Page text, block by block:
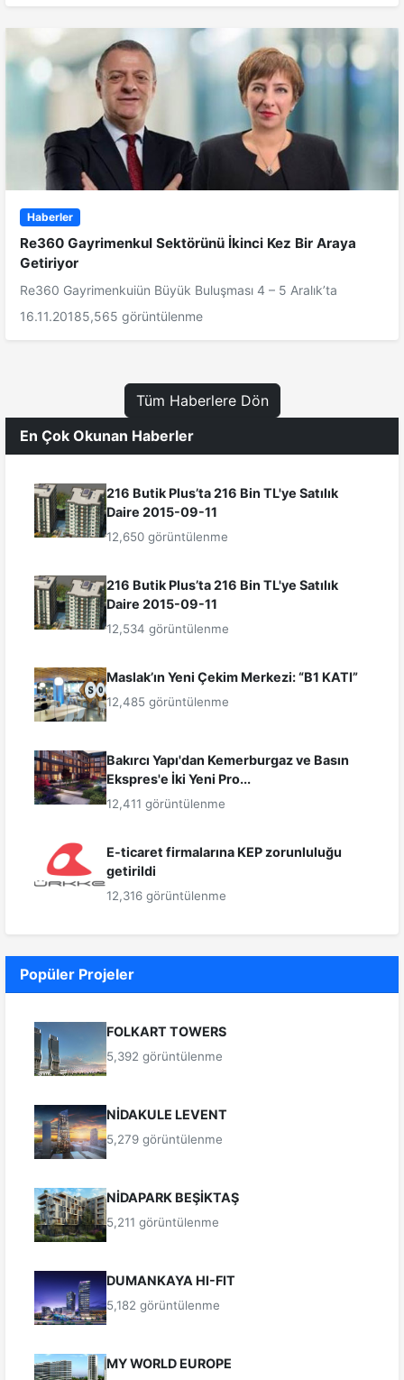
Haberler
Re360 Gayrimenkul Sektörünü İkinci Kez Bir Araya
Getiriyor
Re360 Gayrimenkuiün Büyük Buluşması 4 – 5 Aralık’ta
16.11.20185,565 görüntülenme
Tüm Haberlere Dön
En Çok Okunan Haberler
216 Butik Plus’ta 216 Bin TL'ye Satılık
Daire 2015-09-11
12,650 görüntülenme
216 Butik Plus’ta 216 Bin TL'ye Satılık
Daire 2015-09-11
12,534 görüntülenme
Maslak’ın Yeni Çekim Merkezi: “B1 KATI”
12,485 görüntülenme
Bakırcı Yapı'dan Kemerburgaz ve Basın
Ekspres'e İki Yeni Pro...
12,411 görüntülenme
E-ticaret firmalarına KEP zorunluluğu
getirildi
12,316 görüntülenme
Popüler Projeler
FOLKART TOWERS
5,392 görüntülenme
NİDAKULE LEVENT
5,279 görüntülenme
NİDAPARK BEŞİKTAŞ
5,211 görüntülenme
DUMANKAYA HI-FIT
5,182 görüntülenme
MY WORLD EUROPE